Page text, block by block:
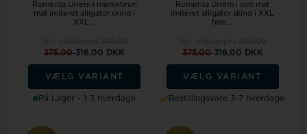
Romenta Urrem i mørkebrun
mat imiteret alligator skind i
XXL...
375,00316,00 DKK
VÆLG VARIANT
På Lager - 1-3 hverdage
Romenta Urrem i sort mat
imiteret alligator skind i XXL
føre...
375,00316,00 DKK
VÆLG VARIANT
Bestillingsvare 3-7 hverdage